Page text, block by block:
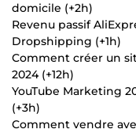
domicile (+2h)
Revenu passif
Dropshipping (+1h)
Comment créer un
2024 (+12h)
YouTube Marketing
(+3h)
Comment vendre